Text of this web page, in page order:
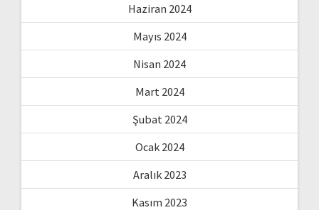
Haziran 2024
Mayıs 2024
Nisan 2024
Mart 2024
Şubat 2024
Ocak 2024
Aralık 2023
Kasım 2023